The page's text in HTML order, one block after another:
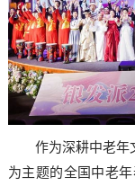
作为深耕中老年
为主题的全国中老